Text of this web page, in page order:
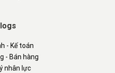
- Kế toán
- Bán hàng
nhân lực